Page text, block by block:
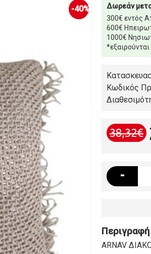
-40%
Δωρεάν
300€ εντός
600€
1000€
Κωδικός
38,32€
-
Περιγραφή
ARNAV